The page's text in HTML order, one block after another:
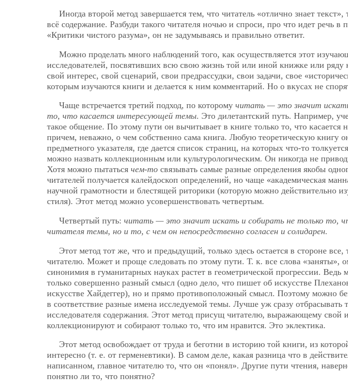
Иногда второй метод завершается тем, что читатель «отлично знает текст»,
всё содержание. Разбуди такого читателя ночью и спроси, про что идет речь в
«Критики чистого разума», он не задумываясь и правильно ответит.
Можно проделать много наблюдений того, как осуществляется этот
исследователей, посвятивших всю свою жизнь той или иной книжке или ряду
свой интерес, свой сценарий, свои предрассудки, свои задачи, свое
которым изучаются книги и делается к ним комментарий. Но о вкусах не
Чаще встречается третий подход, по которому читать — это значит
то, что касается интересующей темы. Это дилетантский путь. Например,
такое общение. По этому пути он вычитывает в книге только то, что касается
причем, неважно, о чем собственно сама книга. Любую теоретическую книгу
предметного указателя, где дается список страниц, на которых что-то
можно назвать коллекционным или культурологическим. Он никогда не
Хотя можно пытаться чем-то связывать самые разные определения якобы
читателей получается калейдоскоп определений, но чаще «академическая
научной грамотности и блестящей риторики (которую можно действительно
стиля). Этот метод можно усовершенствовать четвертым.
Четвертый путь: читать — это значит искать и собирать не только то,
читателя темы, но и то, с чем он непосредственно согласен и солидарен.
Этот метод тот же, что и предыдущий, только здесь остается в стороне
читателю. Может и проще следовать по этому пути. Т. к. все слова «заняты»,
синонимия в гуманитарных науках растет в геометрической прогрессии. Ведь
только совершенно разный смысл (одно дело, что пишет об искусстве
искусстве Хайдеггер), но и прямо противоположный смысл. Поэтому можно
в соответствие разные имена исследуемой темы. Лучше уж сразу
исследователя содержания. Этот метод присущ читателю, выражающему свой
коллекционируют и собирают только то, что им нравится. Это эклектика.
Этот метод освобождает от труда и беготни в историю той книги, из
интересно (т. е. от герменевтики). В самом деле, какая разница что в
написанном, главное читателю то, что он «понял». Другие пути чтения,
понятно ли то, что понятно?